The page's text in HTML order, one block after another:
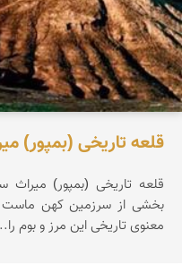
قلعه تاریخی (بمپور)
بخشی از سرزمین كهن ماست
معنوی تاریخی این مرز و بوم